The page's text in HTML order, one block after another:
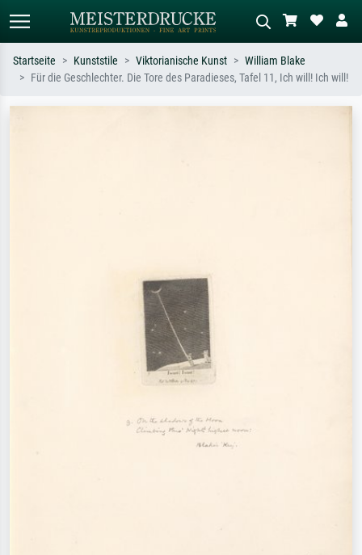
Startseite Kunststile Viktorianische Kunst
William Blake
Für die Geschlechter. Die Tore des Paradieses, Tafel 11, Ich will! Ich will!